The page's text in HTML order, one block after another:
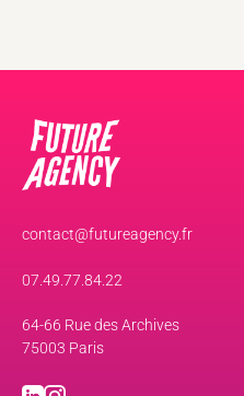
contact@futureagency.fr
07.49.77.84.22
64-66 Rue des Archives
75003 Paris